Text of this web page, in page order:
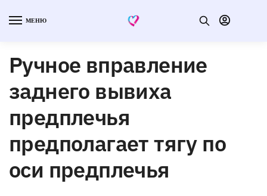
МЕНЮ
Ручное вправление
заднего вывиха
предплечья
предполагает тягу по
оси предплечья